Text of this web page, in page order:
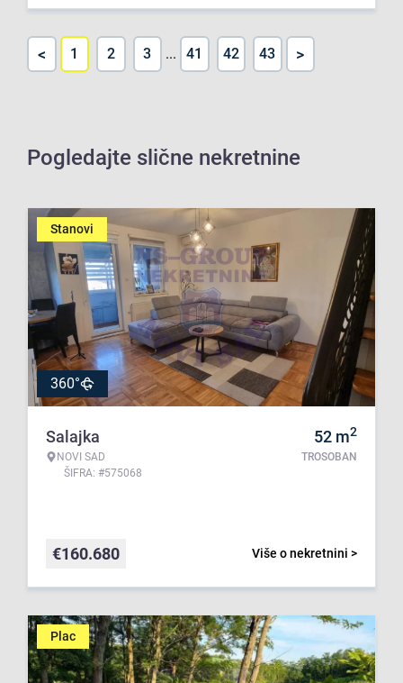
< 1 2 3 ... 41 42 43 >
Pogledajte slične nekretnine
Stanovi
360°
Salajka
NOVI SAD
ŠIFRA: #575068
52 m2
TROSOBAN
Više o nekretnini >
€160.680
Plac